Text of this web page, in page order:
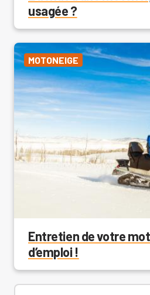
usagée ?
MOTONEIGE
Entretien de votre
d’emploi !